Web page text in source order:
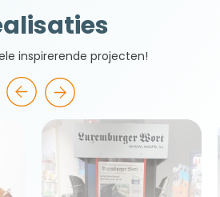
inspirerende projecten!